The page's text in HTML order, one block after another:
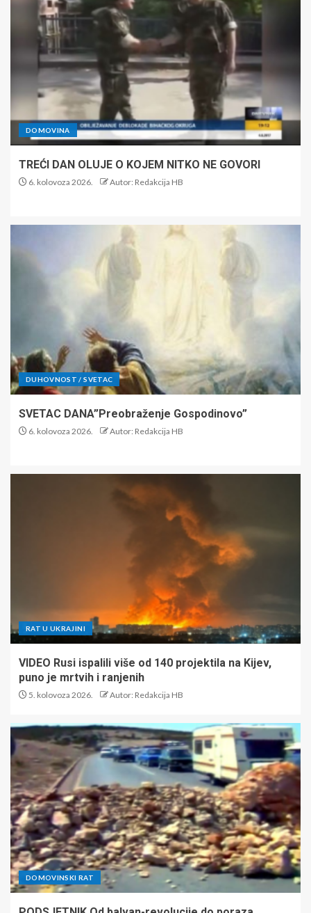
DOMOVINA
TREĆI DAN OLUJE O KOJEM NITKO NE GOVORI
6. kolovoza 2026. Autor: Redakcija HB
DUHOVNOST / SVETAC
SVETAC DANA”Preobraženje Gospodinovo”
6. kolovoza 2026. Autor: Redakcija HB
RAT U UKRAJINI
VIDEO Rusi ispalili više od 140 projektila na Kijev,
puno je mrtvih i ranjenih
5. kolovoza 2026. Autor: Redakcija HB
DOMOVINSKI RAT